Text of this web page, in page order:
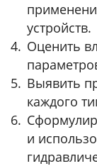
устройств.
Оценить
Выявить
каждого
и